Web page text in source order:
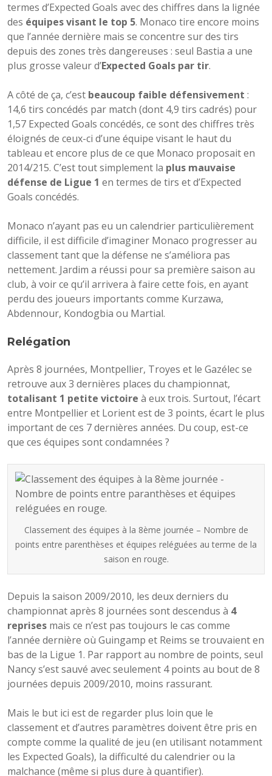
termes d’Expected Goals avec des chiffres dans la lignée
des équipes visant le top 5. Monaco tire encore moins
que l’année dernière mais se concentre sur des tirs
depuis des zones très dangereuses : seul Bastia a une
plus grosse valeur d’Expected Goals par tir.
A côté de ça, c’est beaucoup faible défensivement :
14,6 tirs concédés par match (dont 4,9 tirs cadrés) pour
1,57 Expected Goals concédés, ce sont des chiffres très
éloignés de ceux-ci d’une équipe visant le haut du
tableau et encore plus de ce que Monaco proposait en
2014/215. C’est tout simplement la plus mauvaise
défense de Ligue 1 en termes de tirs et d’Expected
Goals concédés.
Monaco n’ayant pas eu un calendrier particulièrement
difficile, il est difficile d’imaginer Monaco progresser au
classement tant que la défense ne s’améliora pas
nettement. Jardim a réussi pour sa première saison au
club, à voir ce qu’il arrivera à faire cette fois, en ayant
perdu des joueurs importants comme Kurzawa,
Abdennour, Kondogbia ou Martial.
Relégation
Après 8 journées, Montpellier, Troyes et le Gazélec se
retrouve aux 3 dernières places du championnat,
totalisant 1 petite victoire à eux trois. Surtout, l’écart
entre Montpellier et Lorient est de 3 points, écart le plus
important de ces 7 dernières années. Du coup, est-ce
que ces équipes sont condamnées ?
Classement des équipes à la 8ème journée – Nombre de
points entre parenthèses et équipes reléguées au terme de la
saison en rouge.
Depuis la saison 2009/2010, les deux derniers du
championnat après 8 journées sont descendus à 4
reprises mais ce n’est pas toujours le cas comme
l’année dernière où Guingamp et Reims se trouvaient en
bas de la Ligue 1. Par rapport au nombre de points, seul
Nancy s’est sauvé avec seulement 4 points au bout de 8
journées depuis 2009/2010, moins rassurant.
Mais le but ici est de regarder plus loin que le
classement et d’autres paramètres doivent être pris en
compte comme la qualité de jeu (en utilisant notamment
les Expected Goals), la difficulté du calendrier ou la
malchance (même si plus dure à quantifier).